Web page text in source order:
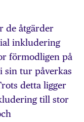
de åtgärder
inkludering
förmodligen på
sin tur påverkas
detta ligger
till stor